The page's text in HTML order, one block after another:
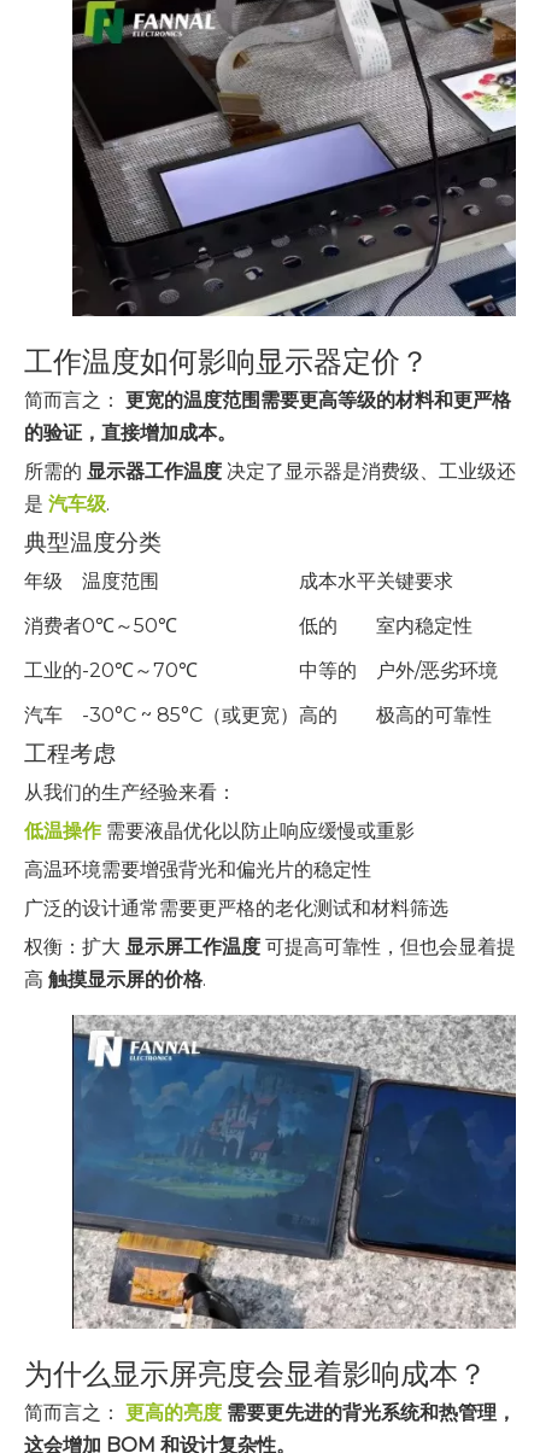
工作温度如何影响显示器定价？
简而言之： 更宽的温度范围需要更高等级的材料和更严格
的验证，直接增加成本。
所需的 显示器工作温度 决定了显示器是消费级、工业级还
是 汽车级.
典型温度分类
年级 温度范围 成本水平关键要求
消费者0℃～50℃ 低的
室内稳定性
工业的-20℃～70℃ 中等的
户外/恶劣环境
汽车
-30°C ~ 85°C（或更宽） 高的 极高的可靠性
工程考虑
从我们的生产经验来看：
低温操作需要液晶优化以防止响应缓慢或重影
高温环境需要增强背光和偏光片的稳定性
广泛的设计通常需要更严格的老化测试和材料筛选
权衡：扩大 显示屏工作温度 可提高可靠性，但也会显着提
高 触摸显示屏的价格.
为什么显示屏亮度会显着影响成本？
简而言之： 更高的亮度 需要更先进的背光系统和热管理，
这会增加 BOM 和设计复杂性。